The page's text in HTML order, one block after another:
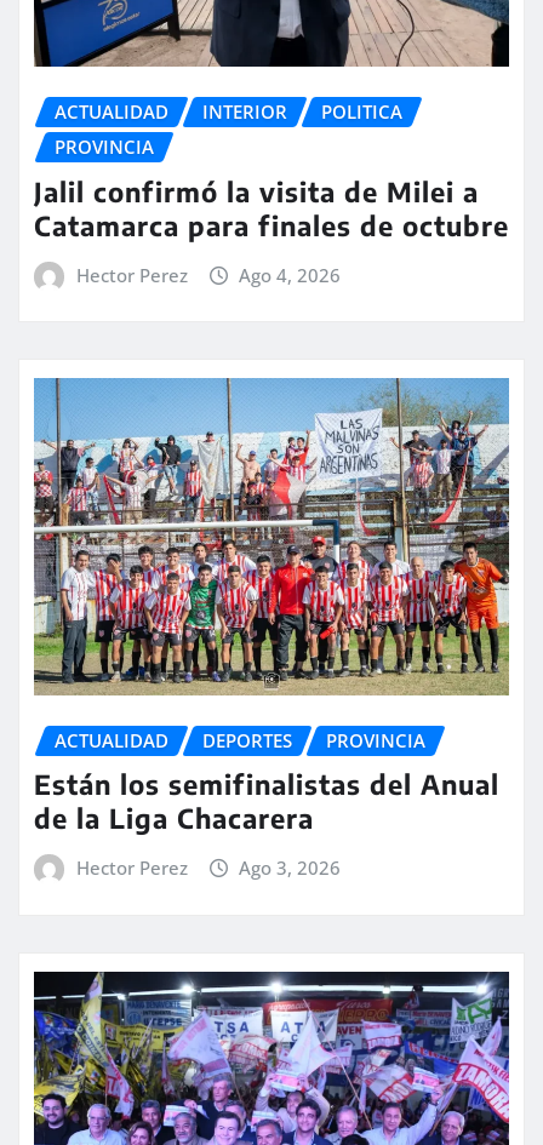
ACTUALIDAD INTERIOR
POLITICA
PROVINCIA
Jalil confirmó la visita de Milei a
Catamarca para finales de octubre
Hector Perez Ago 4, 2026
ACTUALIDAD DEPORTES PROVINCIA
Están los semifinalistas del Anual
de la Liga Chacarera
Hector Perez Ago 3, 2026